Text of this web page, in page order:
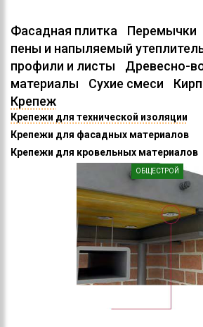
Фасадная плитка Перемычки
пены и напыляемый
профили и листы
Древесно-
материалы
Сухие смеси
Крепеж
Крепежи для технической изоляции
Крепежи для фасадных материалов
Крепежи для кровельных материалов
ОБЩЕСТРОЙ